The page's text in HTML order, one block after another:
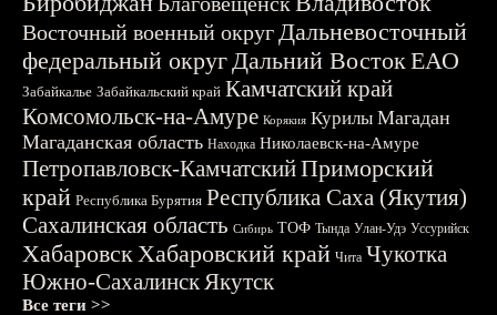
Восточный военный округДальневосточный
федеральный округДальний ВостокЕАО
Забайкалье Забайкальский край Камчатский край
Комсомольск-на-Амуре Корякия Курилы Магадан
Магаданская область Находка Николаевск-на-Амуре
Петропавловск-КамчатскийПриморский
край Республика Бурятия Республика Саха (Якутия)
Сахалинская область Сибирь ТОФ Тында Улан-Удэ Уссурийск
ХабаровскХабаровский край Чита Чукотка
Южно-СахалинскЯкутск
Все теги >>